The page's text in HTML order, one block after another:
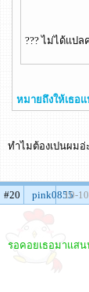
??? ไม่ได้แปล
หมายถึงให้เธอ
ทำไมต้องเปนผมอ่
#20 pink0855
10-
รอคอยเธอมาแสน